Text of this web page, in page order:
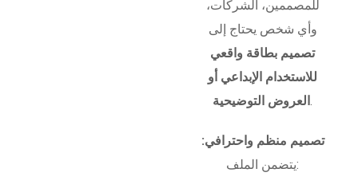
للمصممين، الشركات،
وأي شخص يحتاج إلى
تصميم بطاقة واقعي
للاستخدام الإبداعي أو
العروض التوضيحية .
تصميم منظم واحترافي:
يتضمن الملف: